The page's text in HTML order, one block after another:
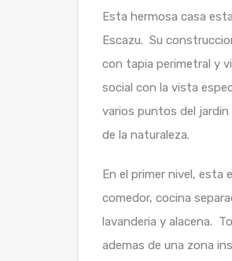
Esta hermosa casa
Escazu. Su
con tapia perimetral y
social con la vista
varios puntos del jardin
de la naturaleza.
En el primer nivel,
comedor, cocina
lavanderia y alacena.
ademas de una zona